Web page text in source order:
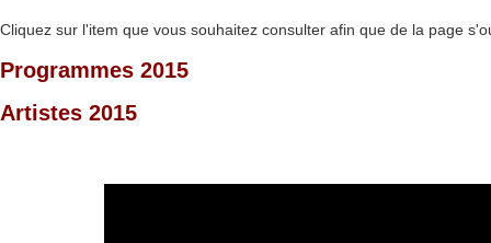
Cliquez sur l'item que vous souhaitez consulter afin que de la page
Programmes 2015
Artistes 2015